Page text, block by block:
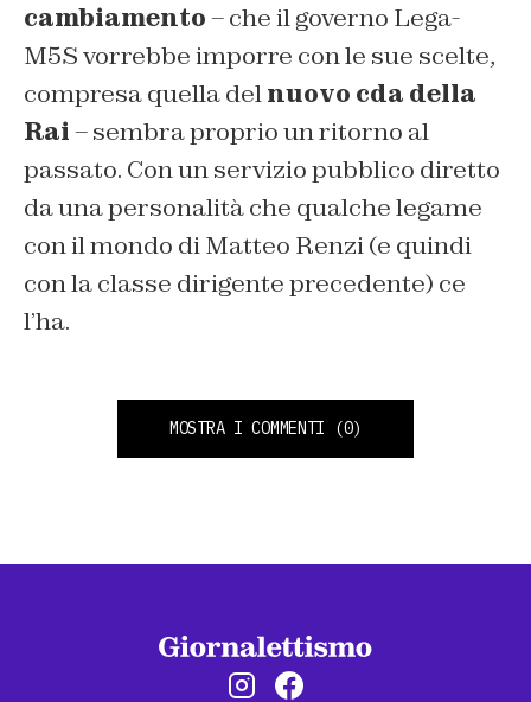
cambiamento– che il governo Lega-
M5S vorrebbe imporre con le sue scelte,
compresa quella delnuovo cda della
Rai– sembra proprio un ritorno al
passato. Con un servizio pubblico diretto
da una personalità che qualche legame
con il mondo di Matteo Renzi (e quindi
con la classe dirigente precedente) ce
l’ha.
MOSTRA I COMMENTI (0)